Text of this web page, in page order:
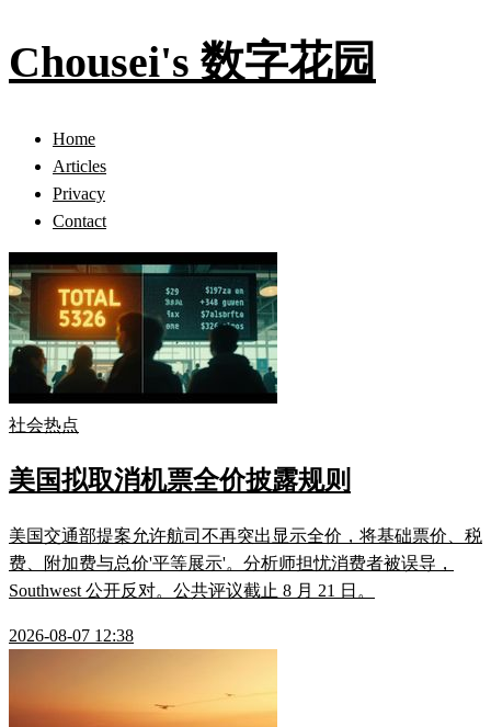
Chousei's 数字花园
Home
Articles
Privacy
Contact
社会热点
美国拟取消机票全价披露规则
美国交通部提案允许航司不再突出显示全价，将基础票价、税
费、附加费与总价'平等展示'。分析师担忧消费者被误导，
Southwest 公开反对。公共评议截止 8 月 21 日。
2026-08-07 12:38